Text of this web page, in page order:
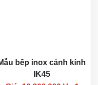
bếp inox cánh kính
IK45